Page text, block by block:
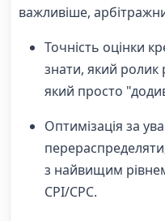
важливіше,
Точність оцінки
знати, який ролик
який просто
Оптимізація за
з найвищим
CPI/CPC.